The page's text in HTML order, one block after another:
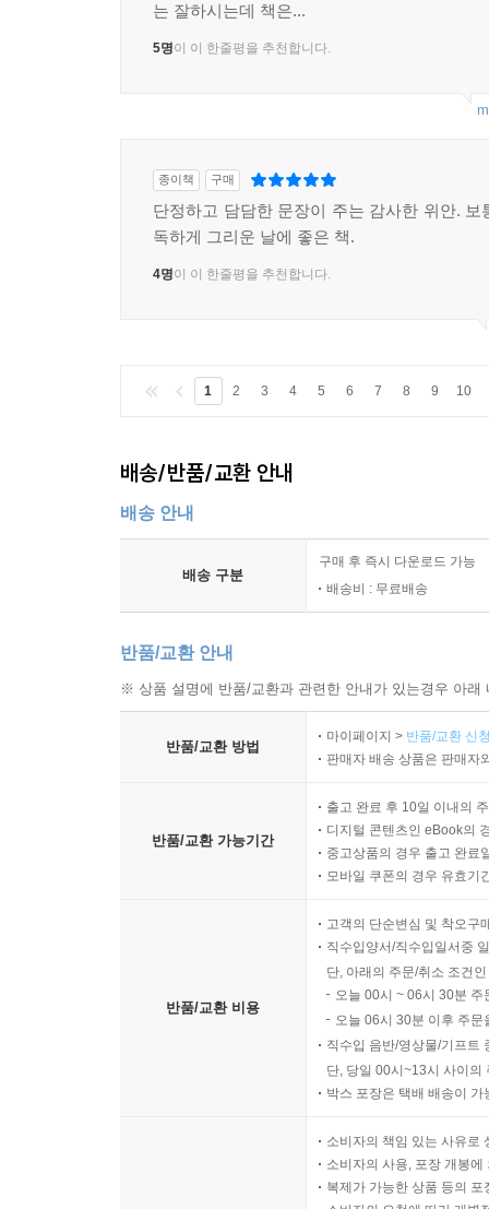
는 잘하시는데 책은...
5명이 이 한줄평을 추천합니다.
종이책 구매
단정하고 담담한 문장이 주는 감사한 위안. 보
독하게 그리운 날에 좋은 책.
4명이 이 한줄평을 추천합니다.
1 2 3 4 5 6 7 8 9 10
배송/반품/교환 안내
배송 안내
배송 구분
구매 후 즉시 다운로드 가능
배송비 : 무료배송
반품/교환 안내
※ 상품 설명에 반품/교환과 관련한 안내가 있는경우 아
반품/교환 방법
마이페이지 > 반품/교환 신
판매자 배송 상품은 판매자
반품/교환 가능기간
출고 완료 후 10일 이내의
디지털 콘텐츠인 eBook의
중고상품의 경우 출고 완료
모바일 쿠폰의 경우 유효기
반품/교환 비용
고객의 단순변심 및 착오구
직수입양서/직수입일서중
단, 아래의 주문/취소 조건
오늘 00시 ~ 06시 30분
오늘 06시 30분 이후 주
직수입 음반/영상물/기프트
단, 당일 00시~13시 사이의
박스 포장은 택배 배송이
소비자의 책임 있는 사유로
소비자의 사용, 포장 개봉
복제가 가능한 상품 등의